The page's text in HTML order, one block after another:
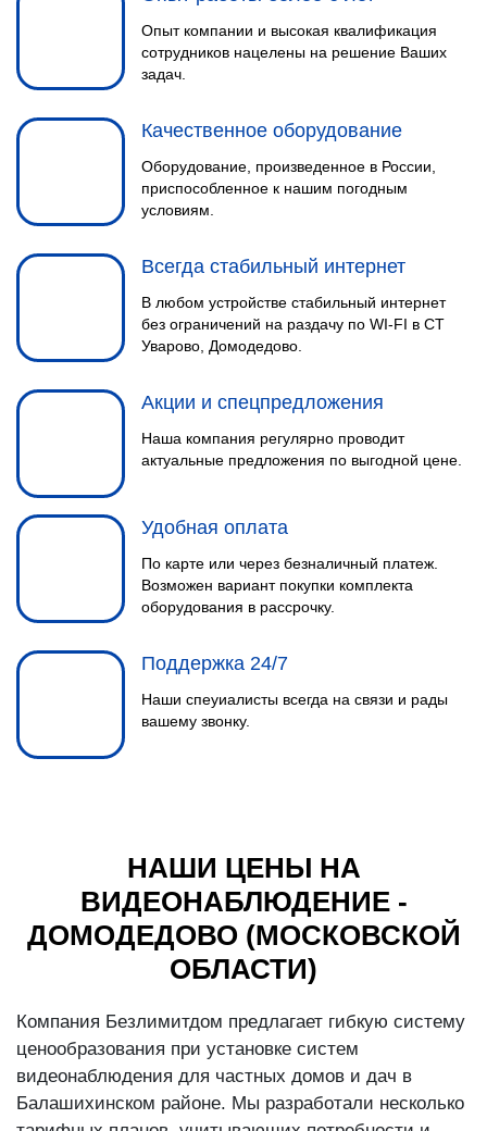
Опыт компании и высокая квалификация
сотрудников нацелены на решение Ваших
задач.
Качественное оборудование
Оборудование, произведенное в России,
приспособленное к нашим погодным
условиям.
Всегда стабильный интернет
В любом устройстве стабильный интернет
без ограничений на раздачу по WI-FI в СТ
Уварово, Домодедово.
Акции и спецпредложения
Наша компания регулярно проводит
актуальные предложения по выгодной цене.
Удобная оплата
По карте или через безналичный платеж.
Возможен вариант покупки комплекта
оборудования в рассрочку.
Поддержка 24/7
Наши спеуиалисты всегда на связи и рады
вашему звонку.
НАШИ ЦЕНЫ НА
ВИДЕОНАБЛЮДЕНИЕ -
ДОМОДЕДОВО (МОСКОВСКОЙ
ОБЛАСТИ)
Компания Безлимитдом предлагает гибкую систему
ценообразования при установке систем
видеонаблюдения для частных домов и дач в
Балашихинском районе. Мы разработали несколько